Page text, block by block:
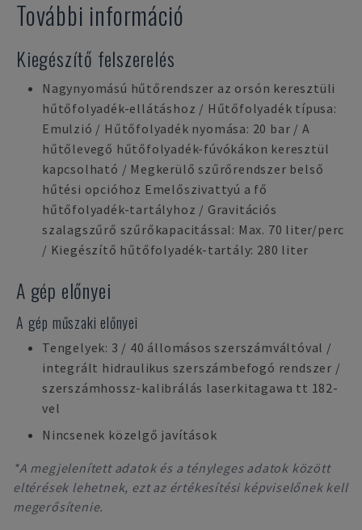
További információ
Kiegészítő felszerelés
Nagynyomású hűtőrendszer az orsón keresztüli
hűtőfolyadék-ellátáshoz / Hűtőfolyadék típusa:
Emulzió / Hűtőfolyadék nyomása: 20 bar / A
hűtőlevegő hűtőfolyadék-fúvókákon keresztül
kapcsolható / Megkerülő szűrőrendszer belső
hűtési opcióhoz Emelőszivattyú a fő
hűtőfolyadék-tartályhoz / Gravitációs
szalagszűrő szűrőkapacitással: Max. 70 liter/perc
/ Kiegészítő hűtőfolyadék-tartály: 280 liter
A gép előnyei
A gép műszaki előnyei
Tengelyek: 3 / 40 állomásos szerszámváltóval /
integrált hidraulikus szerszámbefogó rendszer /
szerszámhossz-kalibrálás laserkitagawa tt 182-
vel
Nincsenek közelgő javítások
*A megjelenített adatok és a tényleges adatok között
eltérések lehetnek, ezt az értékesítési képviselőnek kell
megerősítenie.